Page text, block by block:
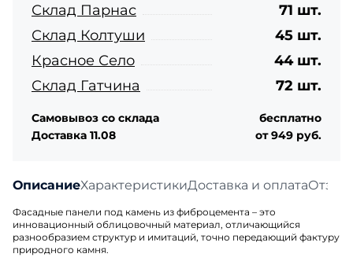
ОписаниеХарактеристикиДоставка и оплата
Фасадные панели под камень из фиброцемента – это
инновационный облицовочный материал, отличающийся
разнообразием структур и имитаций, точно передающий фактуру
природного камня.
Склад Парнас
71 шт.
Склад Колтуши
45 шт.
Красное Село
44 шт.
Склад Гатчина
72 шт.
Самовывоз со склада
бесплатно
Доставка 11.08
от 949 руб.